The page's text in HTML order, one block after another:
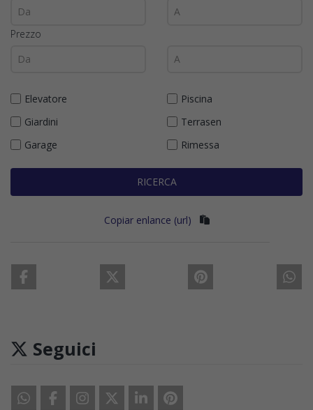
Prezzo
Elevatore
Piscina
Giardini
Terrasen
Garage
Rimessa
RICERCA
Copiar enlance (url)
Seguici